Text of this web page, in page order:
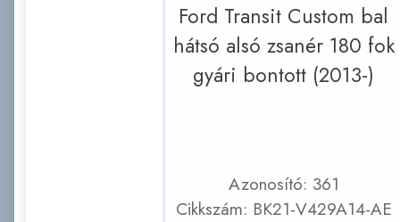
Ford Transit Custom bal
hátsó alsó zsanér 180 fok
gyári bontott (2013-)
Azonosító: 361
Cikkszám: BK21-V429A14-AE